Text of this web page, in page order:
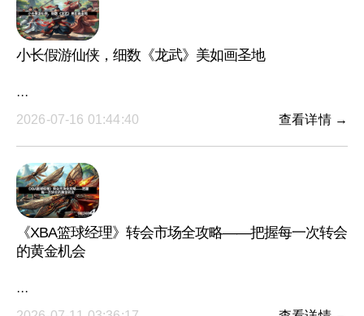
小长假游仙侠，细数《龙武》美如画圣地
···
2026-07-16 01:44:40
查看详情 →
《XBA篮球经理》转会市场全攻略——把握每一次转会
的黄金机会
···